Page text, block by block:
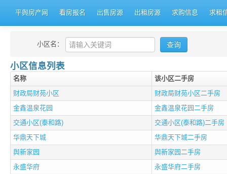
平舆房产网 看房报名 出售房源 出租房源 求购信息 求租
小区名：
小区信息列表
名称
该小区二手房
财政局财苑小区
财政局财苑小区二手房
金鑫温泉花园
金鑫温泉花园二手房
交通小区(泰和路)
交通小区(泰和路)二手房
华鼎天下城
华鼎天下城二手房
舆新家园
舆新家园二手房
永盛华府
永盛华府二手房